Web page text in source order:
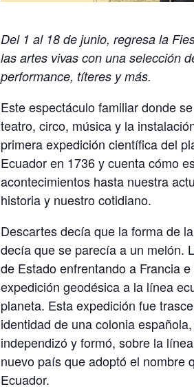
Del 1 al 18 de junio, regresa la
las artes vivas con una selección
performance, títeres y más.
Este espectáculo familiar donde
teatro, circo, música y la
primera expedición científica del
Ecuador en 1736 y cuenta cómo
acontecimientos hasta nuestra
historia y nuestro cotidiano.
Descartes decía que la forma de
decía que se parecía a un melón.
de Estado enfrentando a Francia
expedición geodésica a la línea
planeta. Esta expedición fue
identidad de una colonia
independizó y formó, sobre la
nuevo país que adoptó el nombre
Ecuador.